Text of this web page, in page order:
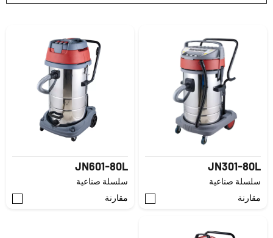
JN301-80L
سلسلة صناعية
مقارنة
JN601-80L
سلسلة صناعية
مقارنة